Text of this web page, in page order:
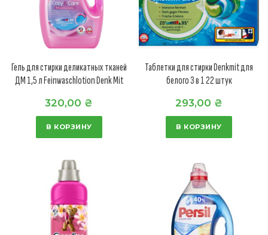
Гель для стирки деликатных тканей
ДМ 1,5 л Feinwaschlotion Denk Mit
320,00 ₴
В КОРЗИНУ
Таблетки для стирки Denkmit для
белого 3 в 1 22 штук
293,00 ₴
В КОРЗИНУ